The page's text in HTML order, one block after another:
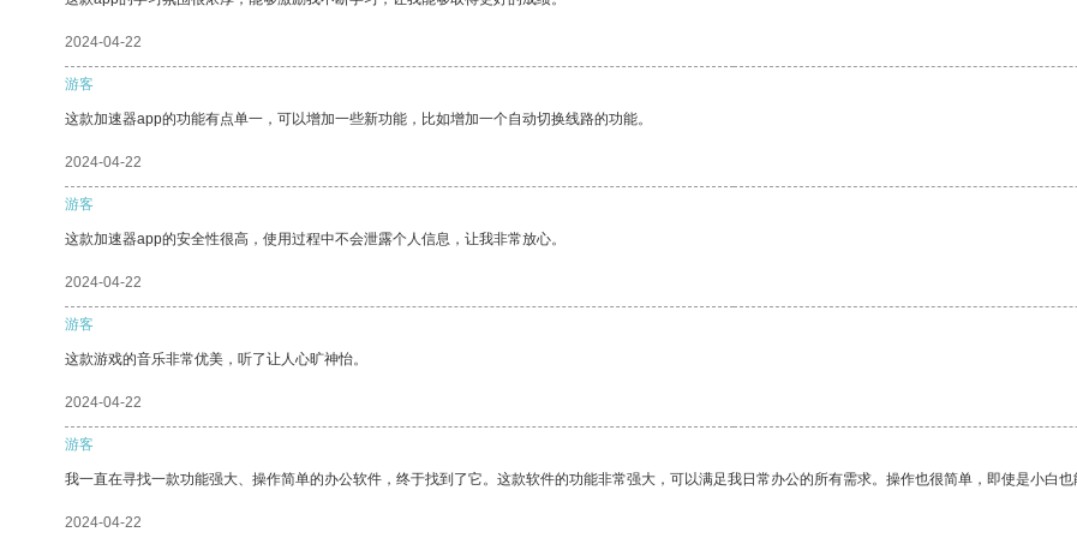
2024-04-22
游客
这款加速器app的功能有点单一，可以增加一些新功能，比如增加一个自动切换线路的功能。
2024-04-22
游客
这款加速器app的安全性很高，使用过程中不会泄露个人信息，让我非常放心。
2024-04-22
游客
这款游戏的音乐非常优美，听了让人心旷神怡。
2024-04-22
游客
我一直在寻找一款功能强大、操作简单的办公软件，终于找到了它。这款软件的功能非常强大，可以满足我日常办公的所有需求。操作也很简单，即使是小白也
2024-04-22